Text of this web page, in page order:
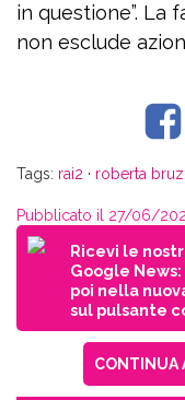
in questione”. La
non esclude
Tags: rai2 · roberta
Pubblicato il 27/06/
Ricevi le
Google News:
poi nella
sul pulsante
CONTINUA